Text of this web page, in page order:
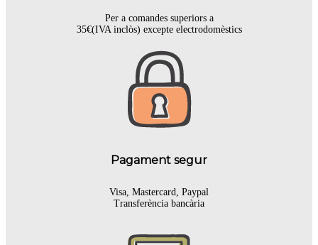
Per a comandes superiors a
35€(IVA inclòs) excepte electrodomèstics
Pagament segur
Visa, Mastercard, Paypal
Transferència bancària